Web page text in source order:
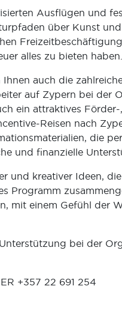
Ausflügen und
über Kunst
alles zu bieten haben.
auch die
auf Zypern bei der
ein attraktives
Reisen nach
die
und finanzielle
und kreativer Ideen,
Programm
mit einem Gefühl der
bei der
+357 22 691 254